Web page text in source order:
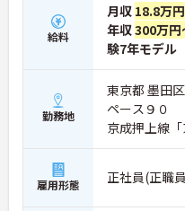
給料
月収 18.8万
年収300万円
験7年モデル
勤務地
東京都 墨田
ペース９０
京成押上線
雇用形態 正社員(正職